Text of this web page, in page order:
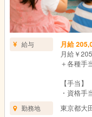
給与
月給
月給￥
＋各種手
【手当】
・資格
諭]月5000
・教員免
勤務地 東京都大